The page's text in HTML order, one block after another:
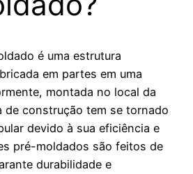
é uma estrutura
em partes em uma
montada no local da
de construção tem se tornado
devido à sua eficiência e
pré-moldados são feitos de
durabilidade e